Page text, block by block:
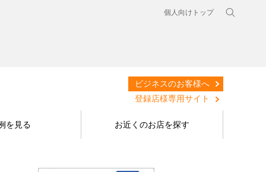
個人向けトップ
ビジネスのお客様へ
登録店様専用サイト
を見る お近くのお店を探す